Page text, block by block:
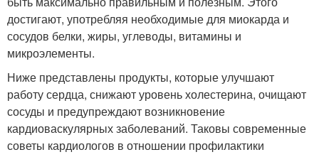
достигают, употребляя необходимые для миокарда и
сосудов белки, жиры, углеводы, витамины и
микроэлементы.
Ниже представлены продукты, которые улучшают
работу сердца, снижают уровень холестерина, очищают
сосуды и предупреждают возникновение
кардиоваскулярных заболеваний. Таковы современные
советы кардиологов в отношении профилактики